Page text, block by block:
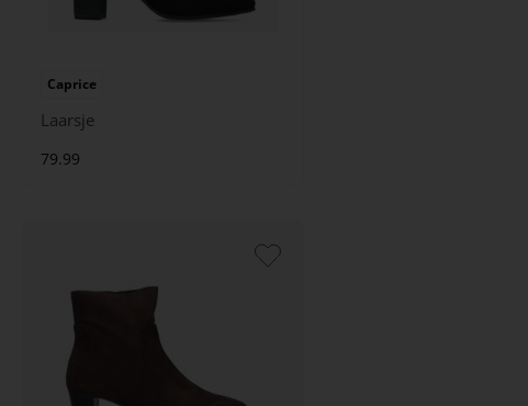
Caprice
Laarsje
79.99